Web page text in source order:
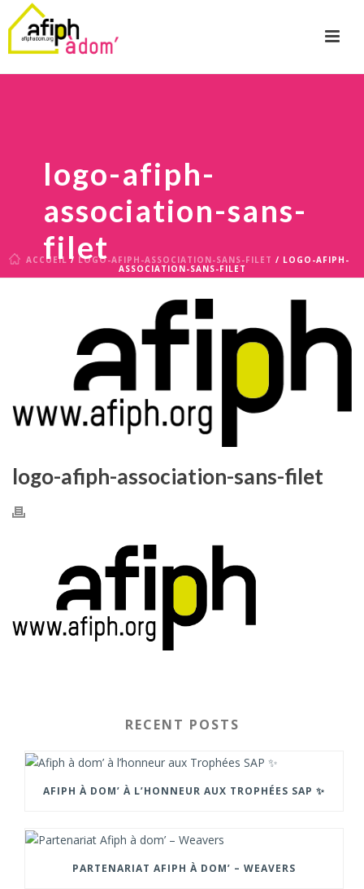
logo-afiph-
association-sans-
filet
ACCUEIL / LOGO-AFIPH-ASSOCIATION-SANS-FILET / LOGO-AFIPH-
ASSOCIATION-SANS-FILET
logo-afiph-association-sans-filet
RECENT POSTS
AFIPH À DOM’ À L’HONNEUR AUX TROPHÉES SAP ✨
PARTENARIAT AFIPH À DOM’ – WEAVERS